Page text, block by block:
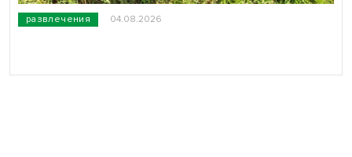
развлечения 04.08.2026